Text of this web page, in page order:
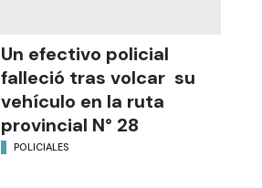
Un efectivo policial
falleció tras volcar su
vehículo en la ruta
provincial N° 28
POLICIALES